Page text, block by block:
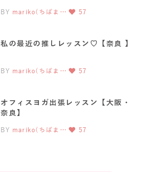
BY mariko(ちばま… 57
私の最近の推しレッスン♡【奈良 】
BY mariko(ちばま… 57
オフィスヨガ出張レッスン【大阪・
奈良】
BY mariko(ちばま… 57